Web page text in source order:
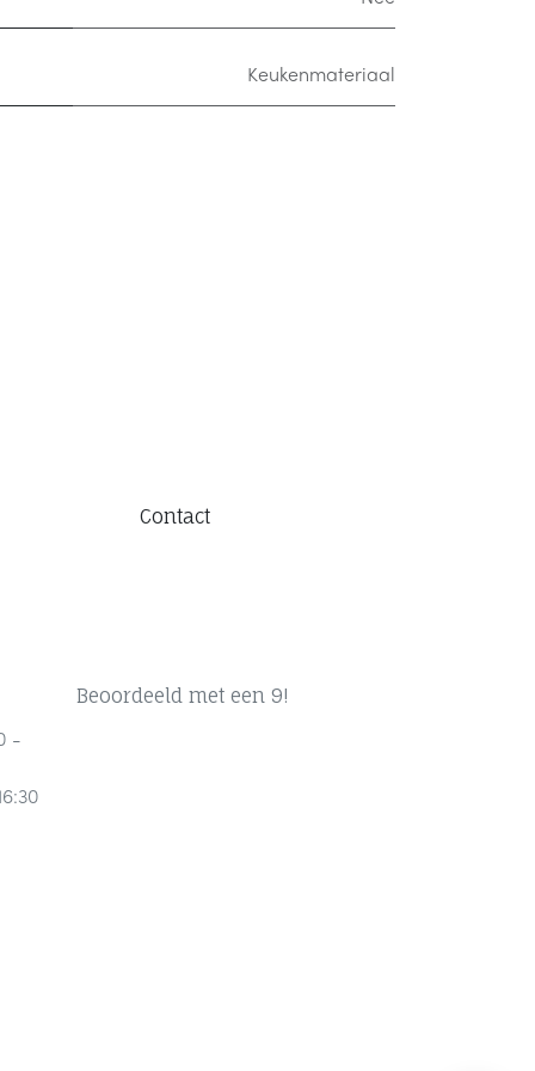
Keukenmateriaal
-
Beoordeeld met een 9!
Contact